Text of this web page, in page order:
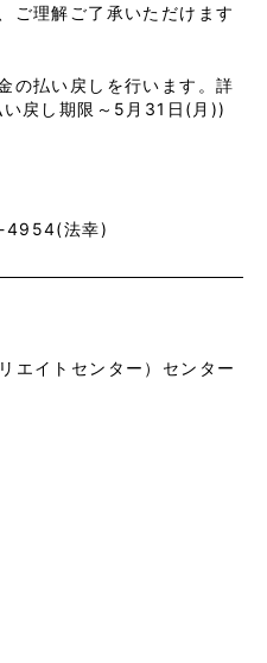
ご理解ご了承いただけます
の払い戻しを行います。詳
戻し期限～5月31日(月))
4954(法幸)
エイトセンター）センター